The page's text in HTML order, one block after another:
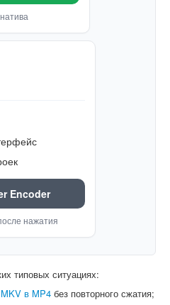
Encoder
нажатия
типовых ситуациях:
MKV в MP4 без повторного сжатия;